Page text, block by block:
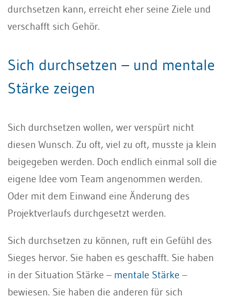
durchsetzen kann, erreicht eher seine Ziele und
verschafft sich Gehör.
Sich durchsetzen – und mentale
Stärke zeigen
Sich durchsetzen wollen, wer verspürt nicht
diesen Wunsch. Zu oft, viel zu oft, musste ja klein
beigegeben werden. Doch endlich einmal soll die
eigene Idee vom Team angenommen werden.
Oder mit dem Einwand eine Änderung des
Projektverlaufs durchgesetzt werden.
Sich durchsetzen zu können, ruft ein Gefühl des
Sieges hervor. Sie haben es geschafft. Sie haben
in der Situation Stärke – mentale Stärke –
bewiesen. Sie haben die anderen für sich